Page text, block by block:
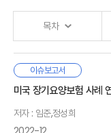
· 참고문헌
의해 발생한다.
보험산업은 디지
보험산업의 디지
보험시장의 변화
등으로 나누어
필요성은 더욱 높
고객층은 감소하여
위험관리 등 다양
Ⅱ. 보험시장의 미래모
1. 주요동인
2. 미래모습
3. 보험산업의 미래
1. 현장
목차
우리나라의 의료비
산업재해보상보
기여해 왔으나, 각기
Ⅰ. 서론
1. 연구배경 및 연구
2. 선행연구
이슈보고서
미국 장기요양보험 사례
저자 : 임준,정성희